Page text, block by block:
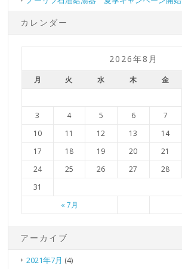
カレンダー
2026年8月
月 火 水 木 金
« 7月
3
4 5 6 7
10
11 12 13 14
17
18 19 20 21
24
25 26 27 28
31
アーカイブ
2021年7月 (4)